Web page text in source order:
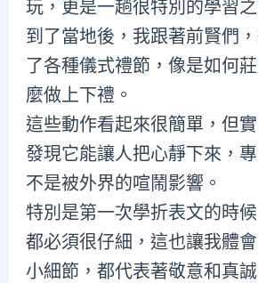
玩，更是一趟很特別的學習之
到了當地後，我跟著前賢們
了各種儀式禮節，像是如何
麼做上下禮。
這些動作看起來很簡單，但
發現它能讓人把心靜下來，
不是被外界的喧鬧影響。
特別是第一次學折表文的時
都必須很仔細，這也讓我體
小細節，都代表著敬意和真誠